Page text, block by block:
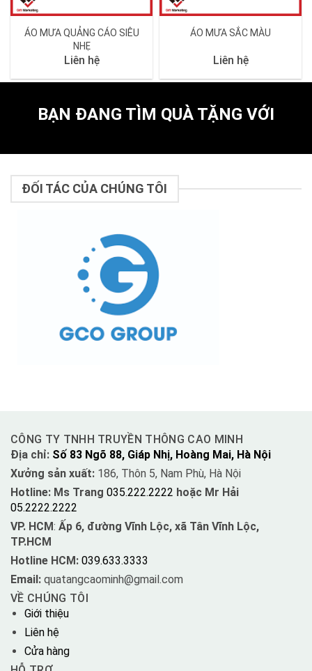
ÁO MƯA QUẢNG CÁO SIÊU
NHẸ
Liên hệ
ÁO MƯA SẮC MÀU
Liên hệ
BẠN ĐANG TÌM QUÀ TẶNG VỚI
ĐỐI TÁC CỦA CHÚNG TÔI
CÔNG TY TNHH TRUYỀN THÔNG CAO MINH
Địa chỉ: Số 83 Ngõ 88, Giáp Nhị, Hoàng Mai, Hà Nội
Xưởng sản xuất: 186, Thôn 5, Nam Phù, Hà Nội
Hotline: Ms Trang 035.222.2222 hoặc Mr Hải
05.2222.2222
VP. HCM: Ấp 6, đường Vĩnh Lộc, xã Tân Vĩnh Lộc,
TP.HCM
Hotline HCM: 039.633.3333
Email: quatangcaominh@gmail.com
VỀ CHÚNG TÔI
Giới thiệu
Liên hệ
Cửa hàng